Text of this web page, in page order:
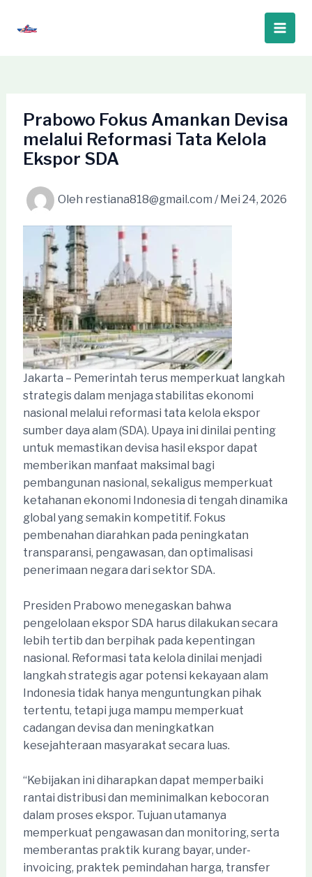
Main
Prabowo Fokus Amankan Devisa
melalui Reformasi Tata Kelola
Ekspor SDA
Oleh restiana818@gmail.com / Mei 24, 2026
Jakarta – Pemerintah terus memperkuat langkah
strategis dalam menjaga stabilitas ekonomi
nasional melalui reformasi tata kelola ekspor
sumber daya alam (SDA). Upaya ini dinilai penting
untuk memastikan devisa hasil ekspor dapat
memberikan manfaat maksimal bagi
pembangunan nasional, sekaligus memperkuat
ketahanan ekonomi Indonesia di tengah dinamika
global yang semakin kompetitif. Fokus
pembenahan diarahkan pada peningkatan
transparansi, pengawasan, dan optimalisasi
penerimaan negara dari sektor SDA.
Presiden Prabowo menegaskan bahwa
pengelolaan ekspor SDA harus dilakukan secara
lebih tertib dan berpihak pada kepentingan
nasional. Reformasi tata kelola dinilai menjadi
langkah strategis agar potensi kekayaan alam
Indonesia tidak hanya menguntungkan pihak
tertentu, tetapi juga mampu memperkuat
cadangan devisa dan meningkatkan
kesejahteraan masyarakat secara luas.
“Kebijakan ini diharapkan dapat memperbaiki
rantai distribusi dan meminimalkan kebocoran
dalam proses ekspor. Tujuan utamanya
memperkuat pengawasan dan monitoring, serta
memberantas praktik kurang bayar, under-
invoicing, praktek pemindahan harga, transfer